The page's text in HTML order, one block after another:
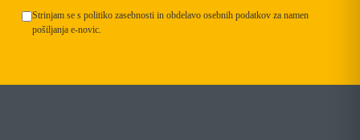
Strinjam se s politiko zasebnosti in obdelavo osebnih podatkov za namen
pošiljanja e-novic.